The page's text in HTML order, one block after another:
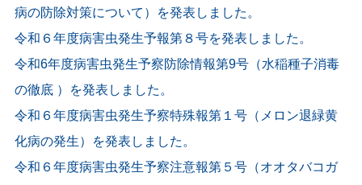
病の防除対策について）を発表しました。
令和６年度病害虫発生予報第８号を発表しました。
令和6年度病害虫発生予察防除情報第9号（水稲種子消毒
の徹底 ）を発表しました。
令和６年度病害虫発生予察特殊報第１号（メロン退緑黄
化病の発生）を発表しました。
令和６年度病害虫発生予察注意報第５号（オオタバコガ